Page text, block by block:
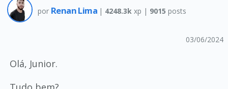
por Renan Lima | 4248.3k xp | 9015 posts
03/06/2024
Olá, Junior.